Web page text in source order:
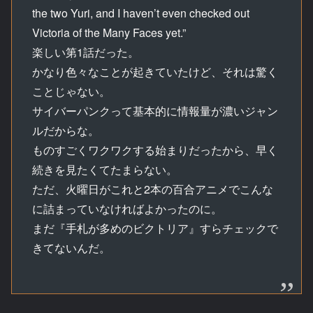
the two Yuri, and I haven’t even checked out
Victoria of the Many Faces yet.”
楽しい第1話だった。
かなり色々なことが起きていたけど、それは驚く
ことじゃない。
サイバーパンクって基本的に情報量が濃いジャン
ルだからな。
ものすごくワクワクする始まりだったから、早く
続きを見たくてたまらない。
ただ、火曜日がこれと2本の百合アニメでこんな
に詰まっていなければよかったのに。
まだ『手札が多めのビクトリア』すらチェックで
きてないんだ。